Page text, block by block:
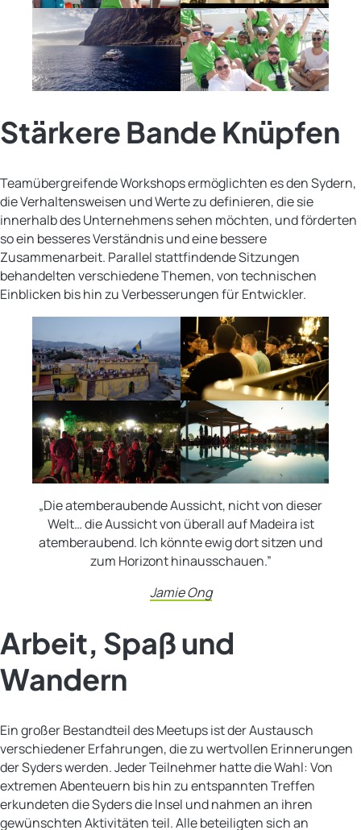
Stärkere Bande Knüpfen
Teamübergreifende Workshops ermöglichten es den Sydern,
die Verhaltensweisen und Werte zu definieren, die sie
innerhalb des Unternehmens sehen möchten, und förderten
so ein besseres Verständnis und eine bessere
Zusammenarbeit. Parallel stattfindende Sitzungen
behandelten verschiedene Themen, von technischen
Einblicken bis hin zu Verbesserungen für Entwickler.
„Die atemberaubende Aussicht, nicht von dieser
Welt… die Aussicht von überall auf Madeira ist
atemberaubend. Ich könnte ewig dort sitzen und
zum Horizont hinausschauen.”
Jamie Ong
Arbeit, Spaß und
Wandern
Ein großer Bestandteil des Meetups ist der Austausch
verschiedener Erfahrungen, die zu wertvollen Erinnerungen
der Syders werden. Jeder Teilnehmer hatte die Wahl: Von
extremen Abenteuern bis hin zu entspannten Treffen
erkundeten die Syders die Insel und nahmen an ihren
gewünschten Aktivitäten teil. Alle beteiligten sich an